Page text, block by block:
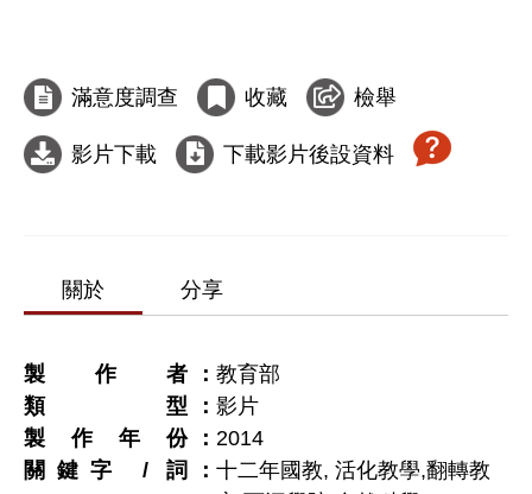
滿意度調查 收藏 檢舉
影片下載 下載影片後設資料
關於 分享
製作者
教育部
類型
影片
製作年份
2014
關鍵字 / 詞
十二年國教, 活化教學,翻轉教